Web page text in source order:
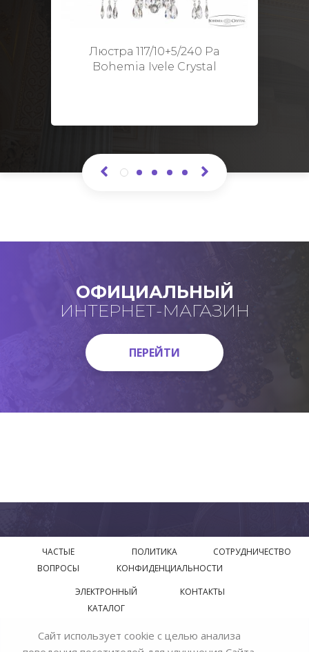
Люстра 117/10+5/240 Pa
Bohemia Ivele Crystal
Диаметр: 70 см
ОФИЦИАЛЬНЫЙ
ИНТЕРНЕТ-МАГАЗИН
ПЕРЕЙТИ
ПЕРЕЙТИ
ЧАСТЫЕ
ВОПРОСЫ
ПОЛИТИКА
КОНФИДЕНЦИАЛЬНОСТИ
СОТРУДНИЧЕСТВО
ЭЛЕКТРОННЫЙ
КАТАЛОГ
КОНТАКТЫ
© 2018—2026 Официальный сайт завода производителя
Сайт использует cookie с целью анализа